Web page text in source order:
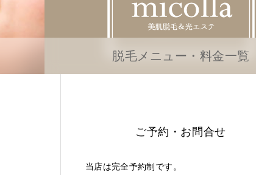
脱毛メニュー・料金一覧
ご予約・お問合せ
当店は完全予約制です。